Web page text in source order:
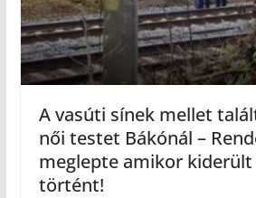
A vasúti sínek mellet
női testet Bákónál –
meglepte amikor
történt!